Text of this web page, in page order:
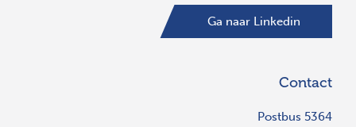
Ga naar Linkedin
Contact
Postbus 5364